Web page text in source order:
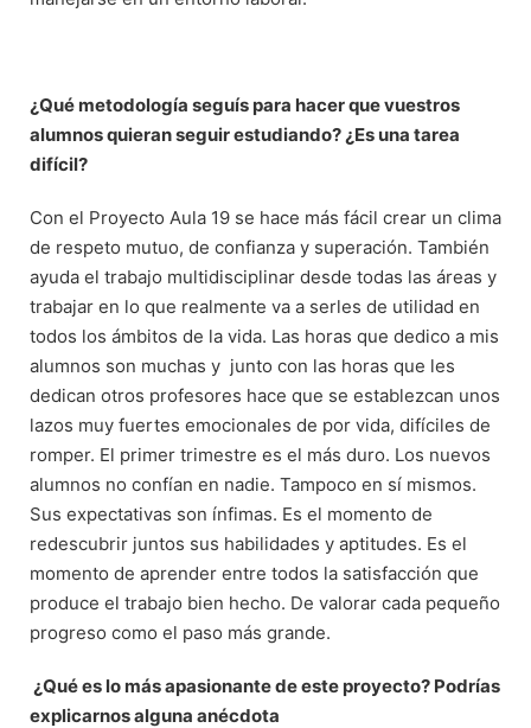
¿Qué metodología seguís para hacer que vuestros
alumnos quieran seguir estudiando? ¿Es una tarea
difícil?
Con el Proyecto Aula 19 se hace más fácil crear un clima
de respeto mutuo, de confianza y superación. También
ayuda el trabajo multidisciplinar desde todas las áreas y
trabajar en lo que realmente va a serles de utilidad en
todos los ámbitos de la vida. Las horas que dedico a mis
alumnos son muchas y junto con las horas que les
dedican otros profesores hace que se establezcan unos
lazos muy fuertes emocionales de por vida, difíciles de
romper. El primer trimestre es el más duro. Los nuevos
alumnos no confían en nadie. Tampoco en sí mismos.
Sus expectativas son ínfimas. Es el momento de
redescubrir juntos sus habilidades y aptitudes. Es el
momento de aprender entre todos la satisfacción que
produce el trabajo bien hecho. De valorar cada pequeño
progreso como el paso más grande.
¿Qué es lo más apasionante de este proyecto? Podrías
explicarnos alguna anécdota